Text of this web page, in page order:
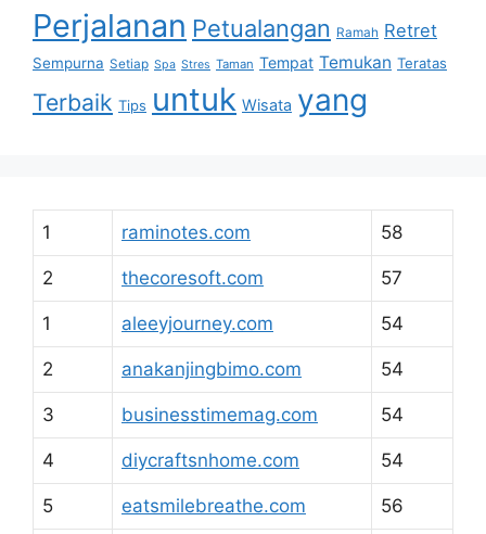
Perjalanan Petualangan Ramah Retret
Sempurna Setiap Spa Stres Taman Tempat Temukan Teratas
Terbaik Tips untuk Wisata yang
1 raminotes.com 58
2 thecoresoft.com 57
1 aleeyjourney.com 54
2 anakanjingbimo.com 54
3 businesstimemag.com 54
4 diycraftsnhome.com 54
5 eatsmilebreathe.com 56